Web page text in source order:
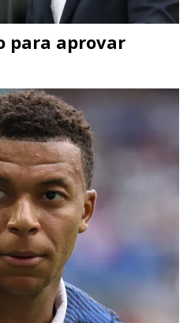
para aprovar